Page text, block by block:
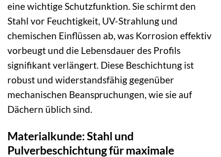
eine wichtige Schutzfunktion. Sie schirmt den
Stahl vor Feuchtigkeit, UV-Strahlung und
chemischen Einflüssen ab, was Korrosion effektiv
vorbeugt und die Lebensdauer des Profils
signifikant verlängert. Diese Beschichtung ist
robust und widerstandsfähig gegenüber
mechanischen Beanspruchungen, wie sie auf
Dächern üblich sind.
Materialkunde: Stahl und
Pulverbeschichtung für maximale